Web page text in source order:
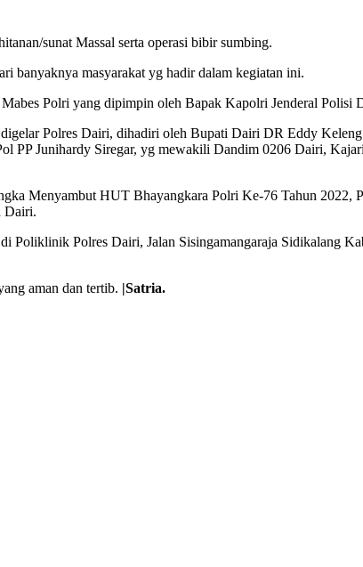
sunat Massal serta operasi bibir sumbing.
banyaknya masyarakat yg hadir dalam kegiatan ini.
Polri yang dipimpin oleh Bapak Kapolri Jenderal Polisi
digelar Polres Dairi, dihadiri oleh Bupati Dairi DR Eddy
Junihardy Siregar, yg mewakili Dandim 0206 Dairi,
Menyambut HUT Bhayangkara Polri Ke-76 Tahun 2022,
Dairi.
Poliklinik Polres Dairi, Jalan Sisingamangaraja Sidikalang
aman dan tertib. |Satria.